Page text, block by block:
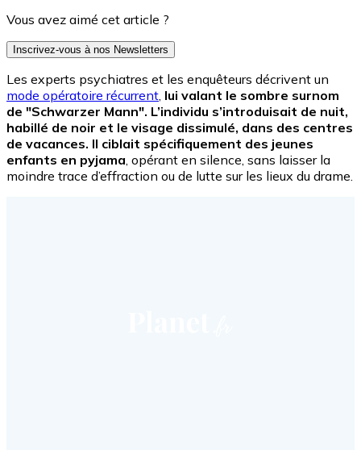
Vous avez aimé cet article ?
Inscrivez-vous à nos Newsletters
Les experts psychiatres et les enquêteurs décrivent un
mode opératoire récurrent, lui valant le sombre surnom
de "Schwarzer Mann". L’individu s’introduisait de nuit,
habillé de noir et le visage dissimulé, dans des centres
de vacances. Il ciblait spécifiquement des jeunes
enfants en pyjama, opérant en silence, sans laisser la
moindre trace d’effraction ou de lutte sur les lieux du drame.